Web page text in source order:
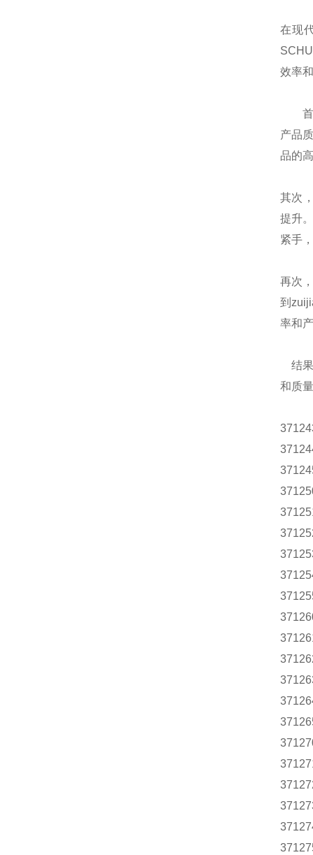
在现
效率
首先
产品
品的
其次
提升
紧手
再次
到
率和
结果
和质